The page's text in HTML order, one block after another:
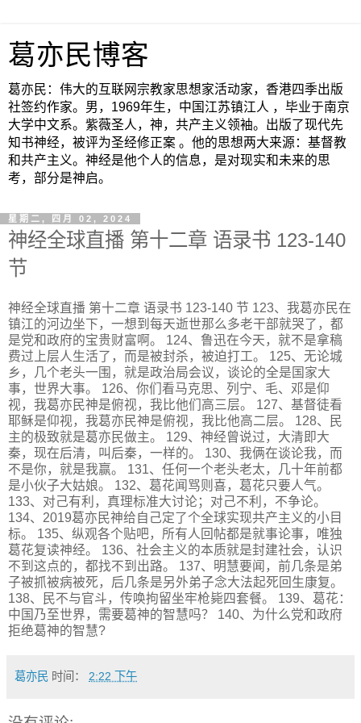
葛亦民博客
葛亦民：伟大的互联网宗教家思想家活动家，香港四季出版
社签约作家。男，1969年生，中国江苏镇江人 ，毕业于南京
大学中文系。紫薇圣人，神，共产主义领袖。出版了现代先
知书神经，被评为圣经修正案 。他的思想两大来源：基督教
和共产主义。神经是他个人的信息，是对现实和未来的思
考，部分是神启。
星期二, 四月 02, 2024
神经全球直播 第十二章 语录书 123-140
节
神经全球直播 第十二章 语录书 123-140 节 123、我葛亦民在
镇江的河边坐下，一想到每天逝世那么多老干部就哭了，都
是党和政府的宝贵财富啊。 124、鲁迅在今天，就不是拿稿
费过上层人生活了，而是被封杀，被迫打工。 125、无论城
乡，几个老头一围，就是政治局会议，谈论的全是国家大
事，世界大事。 126、你们看马克思、列宁、毛、邓是仰
视，我葛亦民神是俯视，我比他们高三层。 127、基督徒看
耶稣是仰视，我葛亦民神是俯视，我比他高二层。 128、民
主的极致就是葛亦民做主。 129、神经曾说过，大清即大
秦，现在后清，叫后秦，一样的。 130、我俩在谈论我，而
不是你，就是我赢。 131、任何一个老头老太，几十年前都
是小伙子大姑娘。 132、葛花闻骂则喜，葛花只要人气。
133、对己有利，真理标准大讨论；对己不利，不争论。
134、2019葛亦民神给自己定了个全球实现共产主义的小目
标。 135、纵观各个贴吧，所有人回帖都是就事论事，唯独
葛花复读神经。 136、社会主义的本质就是封建社会，认识
不到这点的，都找不到出路。 137、明慧要闻，前几条是弟
子被抓被病被死，后几条是另外弟子念大法起死回生康复。
138、民不与官斗，传唤拘留坐牢枪毙四套餐。 139、葛花：
中国乃至世界，需要葛神的智慧吗？ 140、为什么党和政府
拒绝葛神的智慧?
葛亦民 时间： 2:22 下午